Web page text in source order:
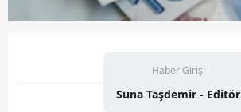
Haber Girişi
Suna Taşdemir - Editör